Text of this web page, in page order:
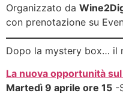
Organizzato da
con prenotazione su
Dopo la mystery box… il
La nuova opportunità
Martedì 9 aprile ore 15 -